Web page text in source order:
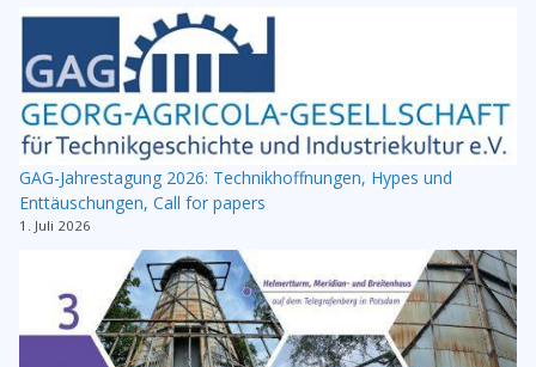
GAG-Jahrestagung 2026: Technikhoffnungen, Hypes und
Enttäuschungen, Call for papers
1. Juli 2026